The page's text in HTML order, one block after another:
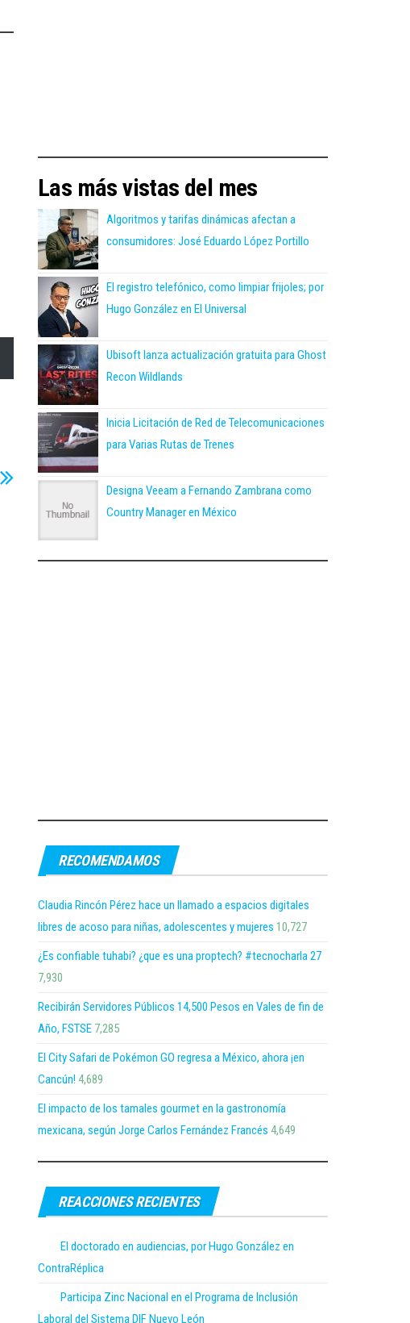
Las más vistas del mes
Algoritmos y tarifas dinámicas afectan a
consumidores: José Eduardo López Portillo
El registro telefónico, como limpiar frijoles; por
Hugo González en El Universal
Ubisoft lanza actualización gratuita para Ghost
Recon Wildlands
Inicia Licitación de Red de Telecomunicaciones
para Varias Rutas de Trenes
Designa Veeam a Fernando Zambrana como
Country Manager en México
RECOMENDAMOS
Claudia Rincón Pérez hace un llamado a espacios digitales
libres de acoso para niñas, adolescentes y mujeres 10,727
¿Es confiable tuhabi? ¿que es una proptech? #tecnocharla 27
7,930
Recibirán Servidores Públicos 14,500 Pesos en Vales de fin de
Año, FSTSE 7,285
El City Safari de Pokémon GO regresa a México, ahora ¡en
Cancún! 4,689
El impacto de los tamales gourmet en la gastronomía
mexicana, según Jorge Carlos Fernández Francés 4,649
REACCIONES RECIENTES
El doctorado en audiencias, por Hugo González en
ContraRéplica
Participa Zinc Nacional en el Programa de Inclusión
Laboral del Sistema DIF Nuevo León